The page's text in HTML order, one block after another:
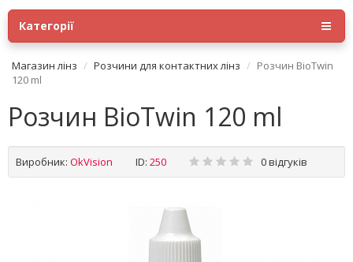
Категорії
Магазин лінз Розчини для контактних лінз
Pозчин BioTwin
120 ml
Pозчин BioTwin 120 ml
Виробник: OkVision ID: 250 0 відгуків